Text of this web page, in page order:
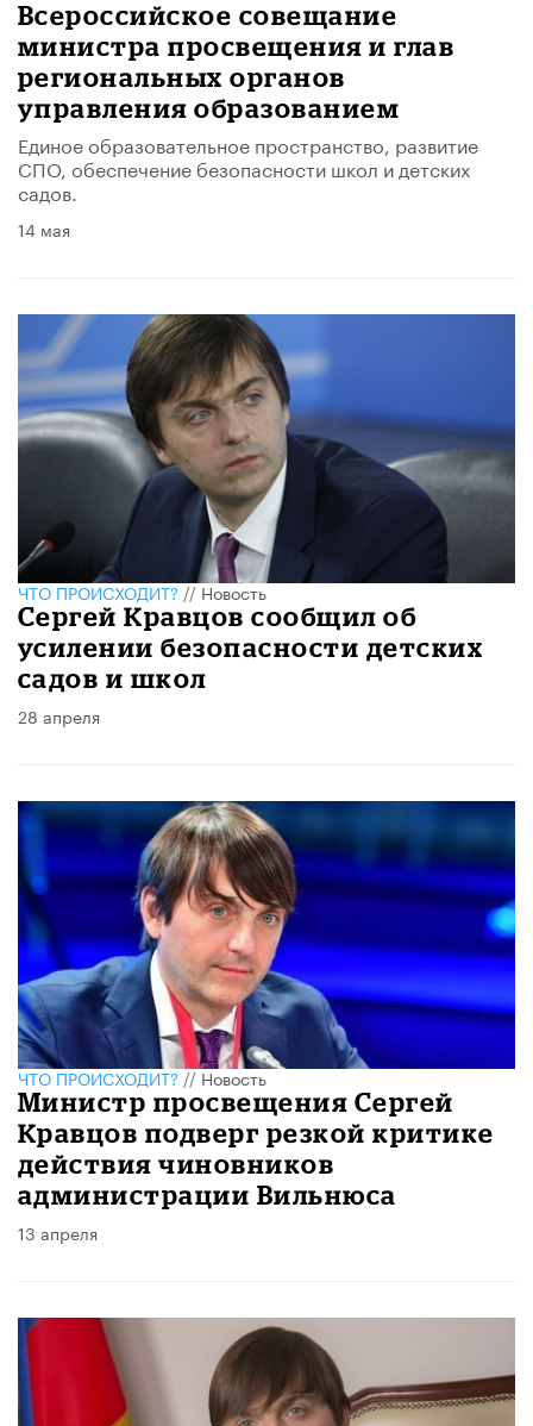
Всероссийское совещание
министра просвещения и глав
региональных органов
управления образованием
Единое образовательное пространство, развитие
СПО, обеспечение безопасности школ и детских
садов.
14 мая
ЧТО ПРОИСХОДИТ?//Новость
Сергей Кравцов сообщил об
усилении безопасности детских
садов и школ
28 апреля
ЧТО ПРОИСХОДИТ?//Новость
​Министр просвещения Сергей
Кравцов подверг резкой критике
действия чиновников
администрации Вильнюса
13 апреля